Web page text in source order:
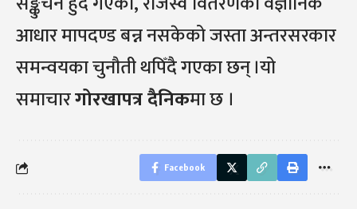
आधार मापदण्ड बन्न नसकेको जस्ता अन्तरसरकार
समन्वयका चुनौती थपिँदै गएका छन् ।यो
समाचारगोरखापत्र दैनिकमा छ ।
Facebook